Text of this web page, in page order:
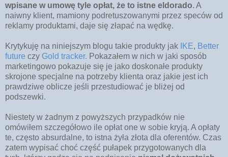
wpisane w umowę tyle opłat, że to istne eldorado. A
naiwny klient, mamiony podretuszowanymi przez speców od
reklamy produktami, daje się złapać na wędkę.
Krytykuję na niniejszym blogu takie produkty jak IKE, Better
future czy Gold tracker. Pokazałem w nich w jaki sposób
marketingowo pokazuje się je jako doskonałe produkty
skrojone specjalne na potrzeby klienta oraz jakie jest ich
prawdziwe oblicze jeśli przestudiować je bliżej od
podszewki.
Niestety w żadnym z powyższych przypadków nie
omówiłem szczegółowo ile opłat one w sobie kryją. A opłaty
te, często absurdalne, to istna żyła złota dla oferentów. Czas
zatem wypisać choć część pułapek przygotowanych dla